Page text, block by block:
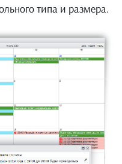
типа и размера.